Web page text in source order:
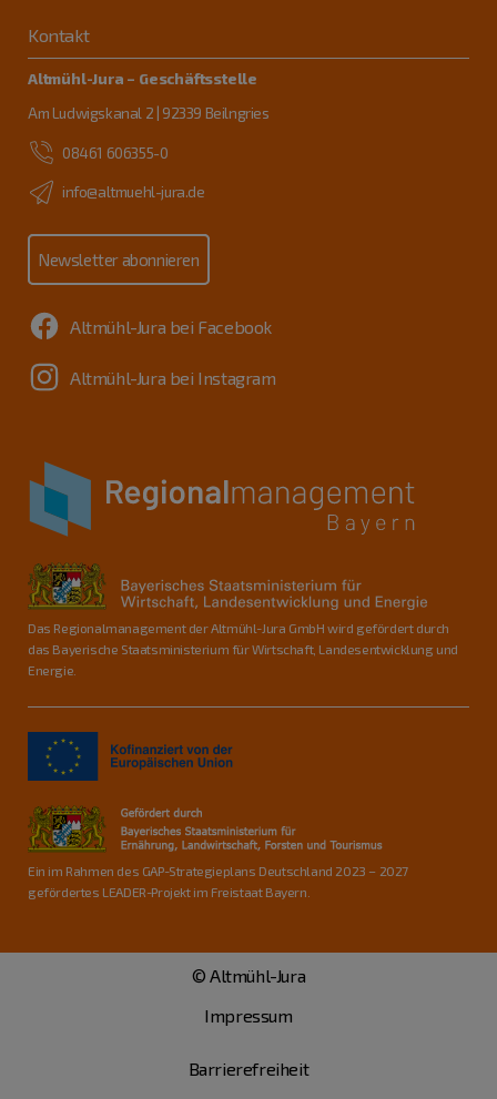
Kontakt
Altmühl-Jura – Geschäftsstelle
Am Ludwigskanal 2 | 92339 Beilngries
08461 606355-0
info@altmuehl-jura.de
Newsletter abonnieren
Altmühl-Jura bei Facebook
Altmühl-Jura bei Instagram
Das Regionalmanagement der Altmühl-Jura GmbH wird gefördert durch
das Bayerische Staatsministerium für Wirtschaft, Landesentwicklung und
Energie.
Ein im Rahmen des GAP-Strategieplans Deutschland 2023 – 2027
gefördertes LEADER-Projekt im Freistaat Bayern.
© Altmühl-Jura
Impressum
Barrierefreiheit